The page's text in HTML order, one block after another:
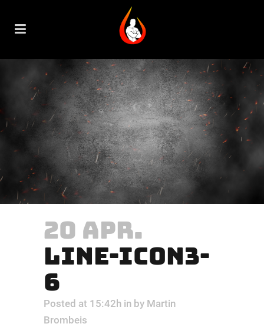
20 APR.
LINE-ICON3-
6
Posted at 15:42h in by Martin
Brombeis